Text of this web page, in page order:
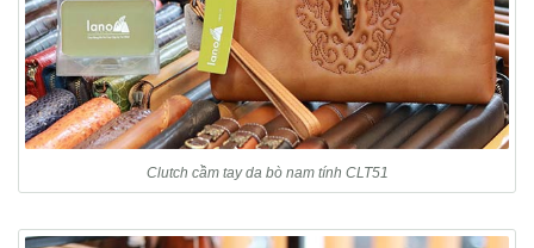
Clutch cầm tay da bò nam tính CLT51